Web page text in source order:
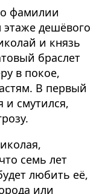
фамилии
дешёвого
и князь
браслет
в покое,
В первый
и смутился,
семь лет
любить её,
или